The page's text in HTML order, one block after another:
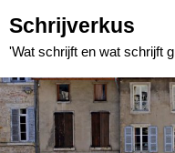
to
content
Schrijverkus
'Wat schrijft en wat schrijft